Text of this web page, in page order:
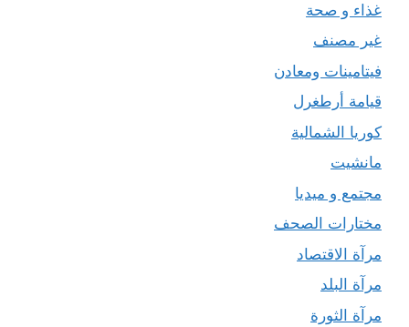
غذاء و صحة
غير مصنف
فيتامينات ومعادن
قيامة أرطغرل
كوريا الشمالية
مانشيت
مجتمع و ميديا
مختارات الصحف
مرآة الاقتصاد
مرآة البلد
مرآة الثورة